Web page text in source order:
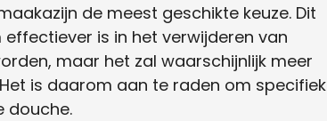
de meest geschikte keuze. Dit
is in het verwijderen van
maar het zal waarschijnlijk meer
is daarom aan te raden om specifiek
douche.